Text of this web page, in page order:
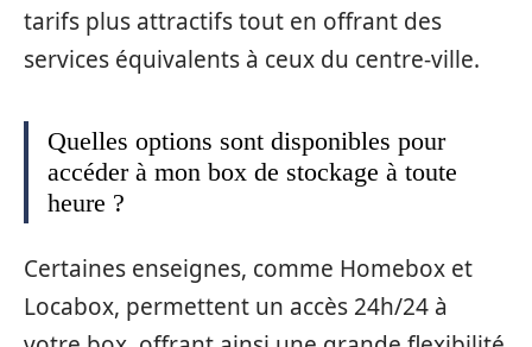
tarifs plus attractifs tout en offrant des
services équivalents à ceux du centre-ville.
Quelles options sont disponibles pour
accéder à mon box de stockage à toute
heure ?
Certaines enseignes, comme Homebox et
Locabox, permettent un accès 24h/24 à